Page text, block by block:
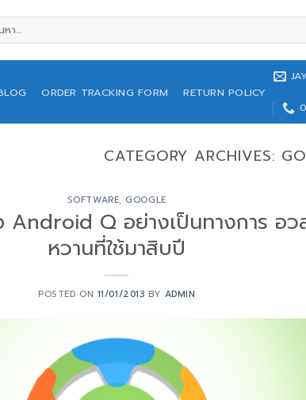
ORDER TRACKING FORM RETURN POLICY
CATEGORY ARCHIVES:
SOFTWARE, GOOGLE
Android Q อย่างเป็นทางการ อ
หวานที่ใช้มาสิบปี
POSTED ON 11/01/2013 BY ADMIN